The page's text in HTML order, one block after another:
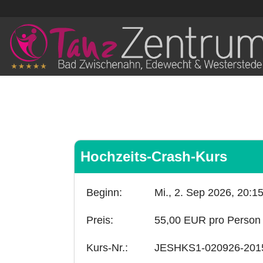
Hochzeits-Crash-Kurs
Beginn: Mi., 2. Sep 2026, 20:15
Preis: 55,00 EUR pro Person
Kurs-Nr.: JESHKS1-020926-